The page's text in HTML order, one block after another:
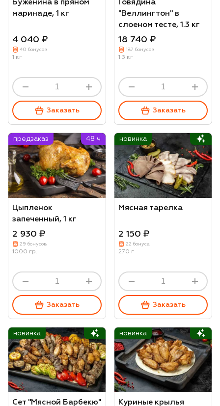
маринаде, 1 кг
4 040 ₽
40 бонусов
1 кг
Заказать
"Веллингтон" в
слоеном тесте, 1.3 кг
18 740 ₽
187 бонусов
1.3 кг
Заказать
предзаказ 48 ч
Цыпленок
запеченный, 1 кг
2 930 ₽
29 бонусов
1000 гр.
Заказать
новинка
Мясная тарелка
2 150 ₽
22 бонуса
270 г
Заказать
новинка
Сет "Мясной Барбекю"
новинка
Куриные крылья